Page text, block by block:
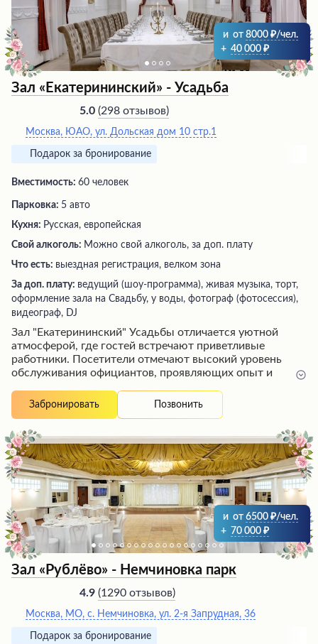
и от 8000
/чел.
+ 40 000
Зал «Екатерининский» - Усадьба
5.0 (298 отзывов)
Москва, ЮАО, ул. Дольская дом 10 стр.1
Подарок за бронирование
Вместимость: 60 человек
Парковка: 5 авто
Кухня: Русская, европейская
Свой алкоголь: Можно свой алкоголь, за доп. плату
Что есть: выездная регистрация, велком зона
За доп. плату: ведущий (шоу-программа), живая музыка, торт,
оформление зала на Свадьбу, у воды, фотограф (фотосессия),
видеограф, DJ
Зал "Екатерининский" Усадьбы отличается уютной
атмосферой, где гостей встречают приветливые
работники. Посетители отмечают высокий уровень
обслуживания официантов, проявляющих опыт и
комфорте клиентов, предоставляя услуги
организаторов мероприятий и профессиональных
от талантливого шеф-кондитера, изысканными
десертами и широким выбором блюд в меню. Залы
обладают изящным убранством, создающим
торжественную атмосферу для праздничных событий.
Забронировать Позвонить
и от 6500
/чел.
+ 70 000
Зал «Рублёво» - Немчиновка парк
4.9 (1290 отзывов)
Москва, МО, с. Немчиновка, ул. 2-я Запрудная, 36
Подарок за бронирование